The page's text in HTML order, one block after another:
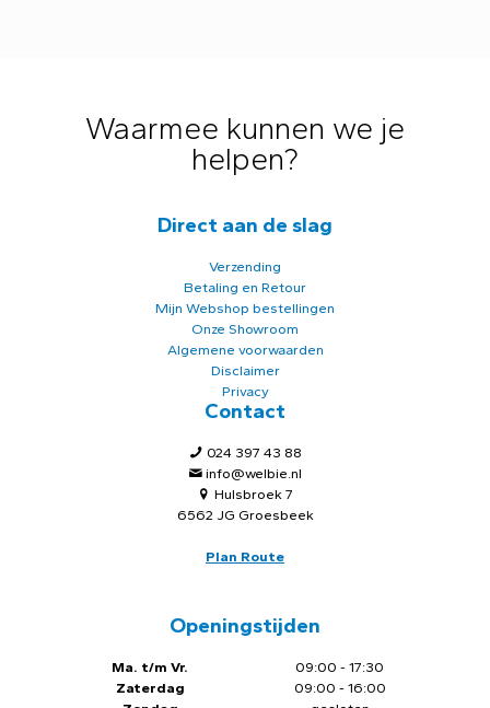
Waarmee kunnen we je
helpen?
Direct aan de slag
Verzending
Betaling en Retour
Mijn Webshop bestellingen
Onze Showroom
Algemene voorwaarden
Disclaimer
Privacy
Contact
024 397 43 88
info@welbie.nl
Hulsbroek 7
6562 JG Groesbeek
Plan Route
Openingstijden
Ma. t/m Vr.
Zaterdag
09:00 - 17:30
09:00 - 16:00